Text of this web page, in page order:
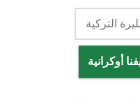
أوكرانية